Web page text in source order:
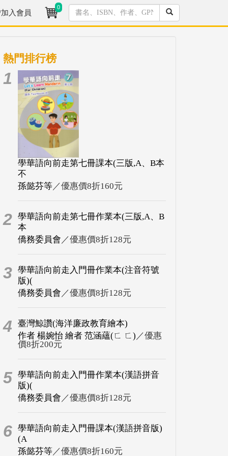
入會員
0
熱門排行榜
1
學華語向前走第七冊課本(三版,A、B本
不
孫懿芬等／優惠價8折160元
2 學華語向前走第七冊作業本(三版,A、B
本
僑務委員會 ／優惠價8折128元
3 學華語向前走入門冊作業本(注音符號
版)(
僑務委員會 ／優惠價8折128元
4
臺灣鯨讚(海洋廉政教育繪本)
作者 楊婉怡 繪者 范涵蘊(ㄈ ㄈ) ／優惠
價8折200元
5 學華語向前走入門冊作業本(漢語拼音
版)(
僑務委員會 ／優惠價8折128元
6 學華語向前走入門冊課本(漢語拼音版)
(A
孫懿芬等／優惠價8折160元